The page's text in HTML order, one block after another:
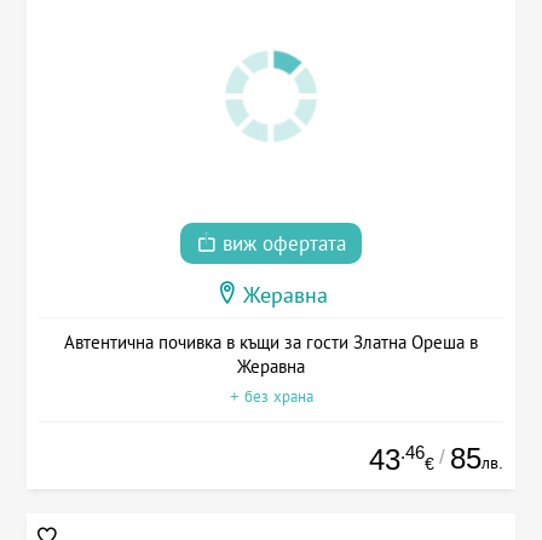
виж офертата
Жеравна
Автентична почивка в къщи за гости Златна Ореша в
Жеравна
+ без храна
43.46
€ / 85лв.